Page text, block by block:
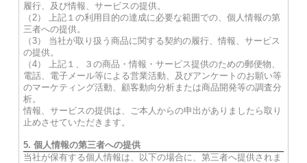
履行、及び情報、サービスの提供。
（2） 上記１の利用目的の達成に必要な範囲での、個人情報の第
三者への提供。
（3） 当社が取り扱う商品に関する契約の履行、情報、サービス
の提供。
（4） 上記１、３の商品・情報・サービス提供のための郵便物、
電話、電子メール等による営業活動、及びアンケートのお願い等
のマーケティング活動、顧客動向分析または商品開発等の調査分
析。
情報、サービスの提供は、ご本人からの申出がありましたら取り
止めさせていただきます。
5. 個人情報の第三者への提供
当社が保有する個人情報は、以下の場合に、第三者へ提供されま